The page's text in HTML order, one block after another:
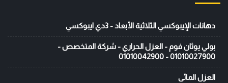
دهانات الإيبوكسي الثلاثية الأبعاد - 3دي ايبوكسي
بولي يوثان فوم - العزل الحراري - شركة المتخصص -
01010027900 - 01010042900
العزل المائى